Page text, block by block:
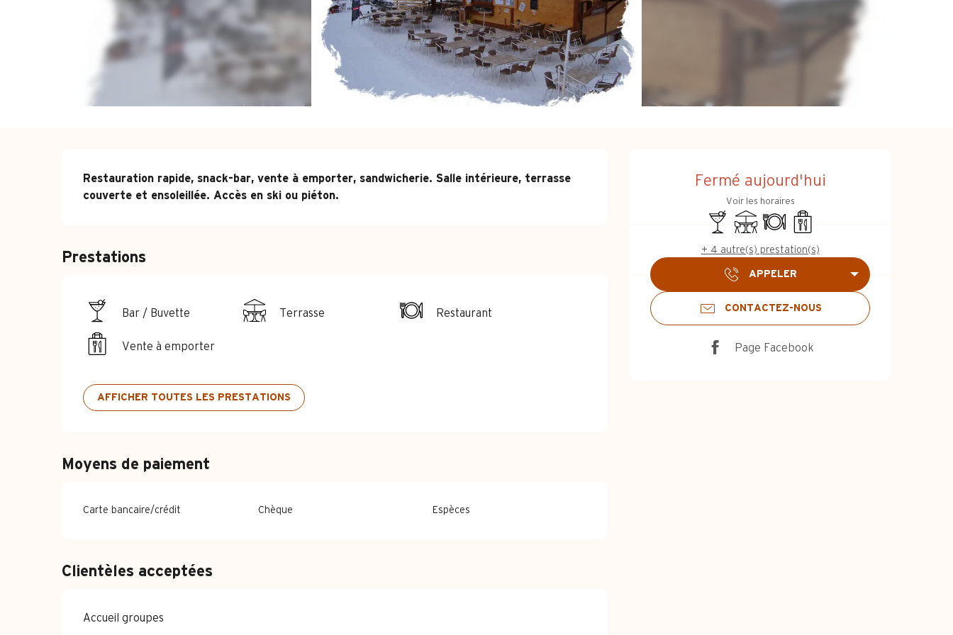
Ouverture et
Fermé aujourd'hui
Voir les horaires
Bar / Buvette
TerrasseRestaurantVente à emporter
+ 4 autre(s) prestation(s)
APPELER
CONTACTEZ-NOUS
Page Facebook
Description
Restauration rapide, snack-bar, vente à emporter, sandwicherie. Salle intérieure, terrasse
couverte et ensoleillée. Accès en ski ou piéton.
Prestations
Bar / Buvette Terrasse Restaurant
Vente à emporter
AFFICHER TOUTES LES PRESTATIONS
Moyens de paiement
Carte bancaire/crédit Chèque Espèces
Clientèles acceptées
Accueil groupes